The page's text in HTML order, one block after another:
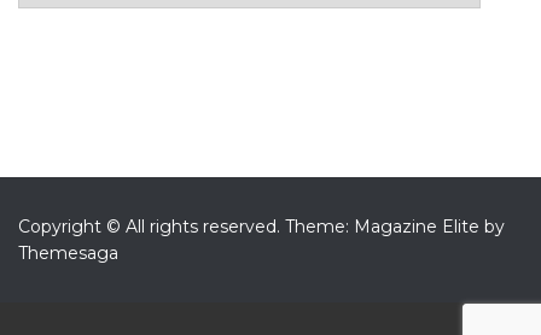
Copyright © All rights reserved. Theme: Magazine Elite by
Themesaga